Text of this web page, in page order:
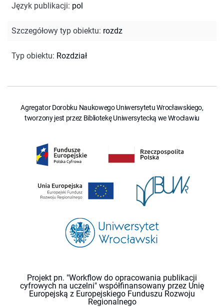
Język publikacji: pol
Szczegółowy typ obiektu: rozdz
Typ obiektu: Rozdział
Agregator Dorobku Naukowego Uniwersytetu Wrocławskiego,
tworzony jest przez Bibliotekę Uniwersytecką we Wrocławiu
Projekt pn. "Workflow do opracowania publikacji
cyfrowych na uczelni" współfinansowany przez Unię
Europejską z Europejskiego Funduszu Rozwoju
Regionalnego